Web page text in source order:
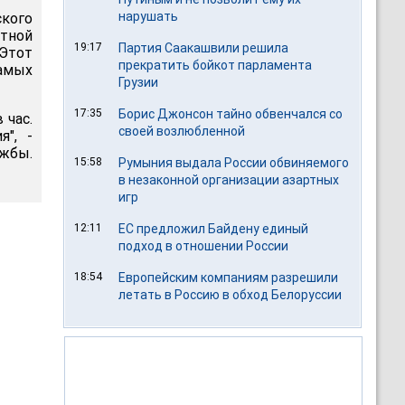
-
нарушать
19:17
Партия Саакашвили решила
прекратить бойкот парламента
Грузии
17:35
Борис Джонсон тайно обвенчался со
своей возлюбленной
15:58
Румыния выдала России обвиняемого
в незаконной организации азартных
игр
12:11
ЕС предложил Байдену единый
подход в отношении России
18:54
Европейским компаниям разрешили
летать в Россию в обход Белоруссии